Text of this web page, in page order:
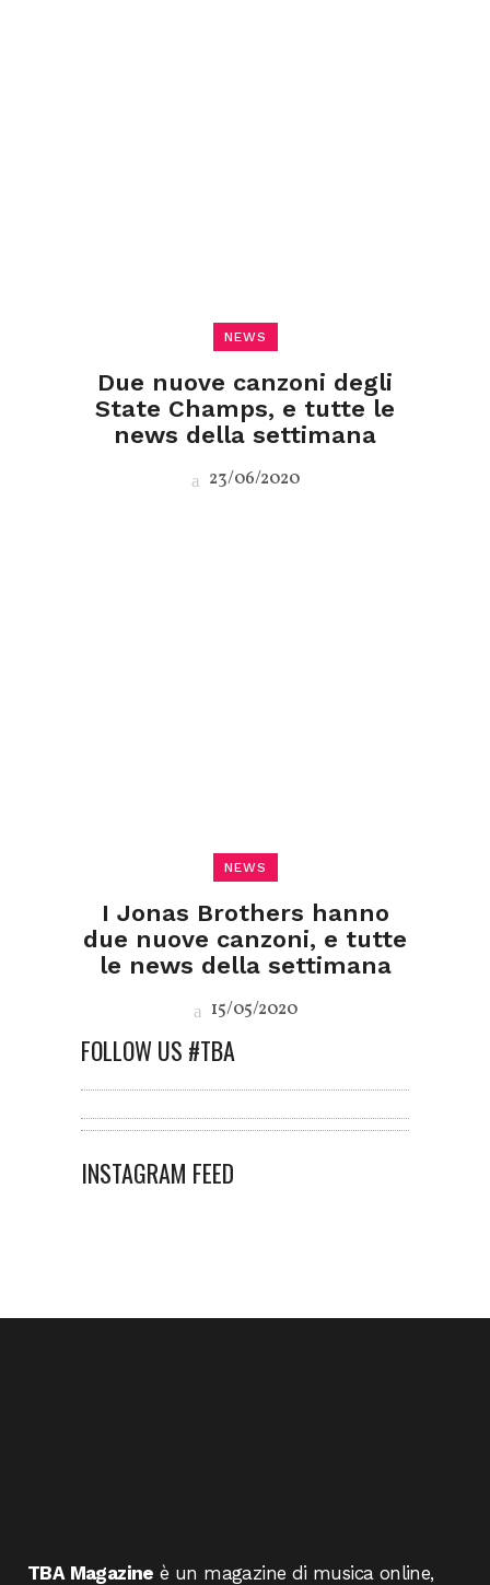
NEWS
Due nuove canzoni degli
State Champs, e tutte le
news della settimana
23/06/2020
NEWS
I Jonas Brothers hanno
due nuove canzoni, e tutte
le news della settimana
15/05/2020
FOLLOW US #TBA
INSTAGRAM FEED
TBA Magazine è un magazine di musica online,